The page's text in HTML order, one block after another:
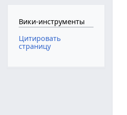
Вики-инструменты
Цитировать
страницу